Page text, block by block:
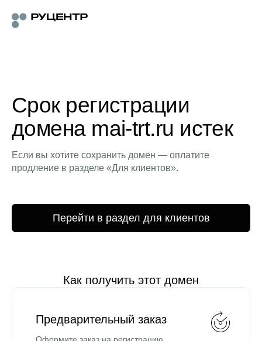
Срок регистрации
домена mai-trt.ru истек
Если вы хотите сохранить домен — оплатите
продление в разделе «Для клиентов».
Перейти в раздел для клиентов
Как получить этот домен
Предварительный заказ